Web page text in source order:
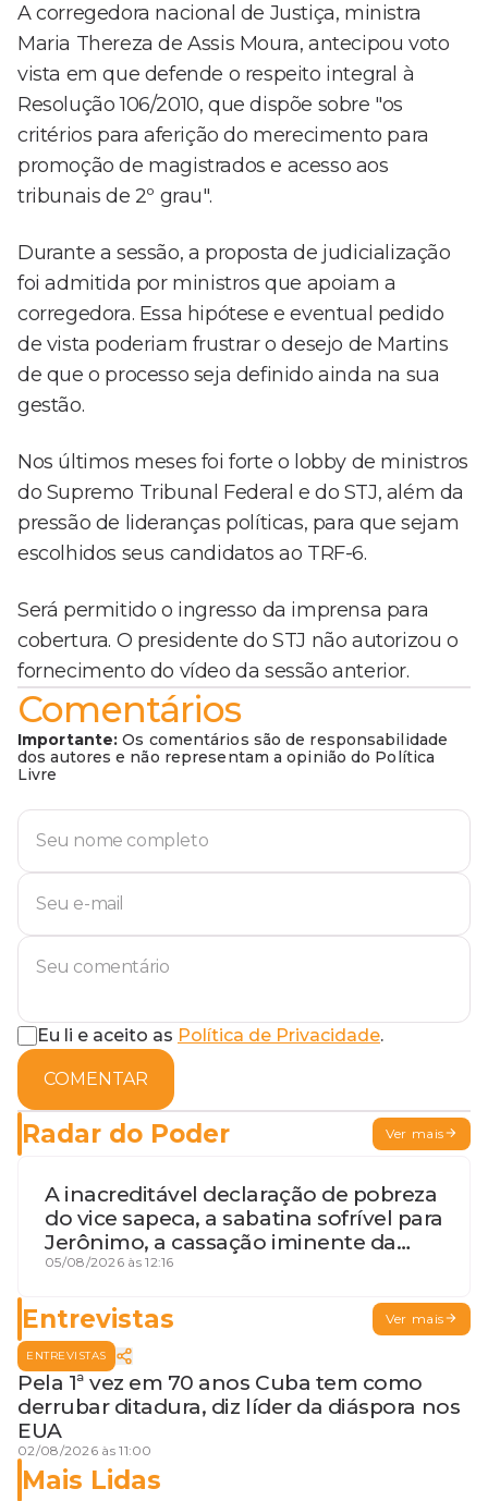
A corregedora nacional de Justiça, ministra
Maria Thereza de Assis Moura, antecipou voto
vista em que defende o respeito integral à
Resolução 106/2010, que dispõe sobre "os
critérios para aferição do merecimento para
promoção de magistrados e acesso aos
tribunais de 2º grau".
Durante a sessão, a proposta de judicialização
foi admitida por ministros que apoiam a
corregedora. Essa hipótese e eventual pedido
de vista poderiam frustrar o desejo de Martins
de que o processo seja definido ainda na sua
gestão.
Nos últimos meses foi forte o lobby de ministros
do Supremo Tribunal Federal e do STJ, além da
pressão de lideranças políticas, para que sejam
escolhidos seus candidatos ao TRF-6.
Será permitido o ingresso da imprensa para
cobertura. O presidente do STJ não autorizou o
fornecimento do vídeo da sessão anterior.
Comentários
Importante: Os comentários são de responsabilidade
dos autores e não representam a opinião do Política
Livre
Eu li e aceito as Política de Privacidade.
COMENTAR
Radar do Poder Ver mais
A inacreditável declaração de pobreza
do vice sapeca, a sabatina sofrível para
Jerônimo, a cassação iminente da
desembargadora e a vaga do Quinto
05/08/2026 às 12:16
Entrevistas Ver mais
ENTREVISTAS
Pela 1ª vez em 70 anos Cuba tem como
derrubar ditadura, diz líder da diáspora nos
EUA
02/08/2026 às 11:00
Mais Lidas